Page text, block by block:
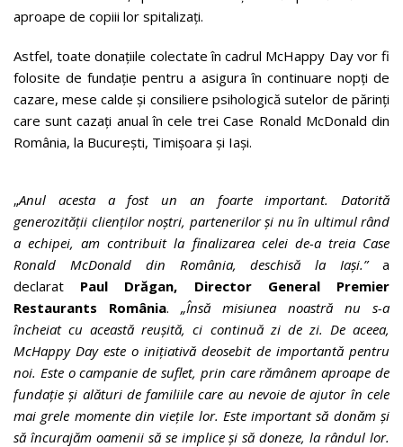
aproape de copiii lor spitalizați.
Astfel, toate donațiile colectate în cadrul McHappy Day vor fi
folosite de fundație pentru a asigura în continuare nopți de
cazare, mese calde și consiliere psihologică sutelor de părinți
care sunt cazați anual în cele trei Case Ronald McDonald din
România, la București, Timișoara și Iași.
„Anul acesta a fost un an foarte important. Datorită
generozității clienților noștri, partenerilor și nu în ultimul rând
a echipei, am contribuit la finalizarea celei de-a treia Case
Ronald McDonald din România, deschisă la Iași.” a
declarat Paul Drăgan, Director General Premier
Restaurants România. „Însă misiunea noastră nu s-a
încheiat cu această reușită, ci continuă zi de zi. De aceea,
McHappy Day este o inițiativă deosebit de importantă pentru
noi. Este o campanie de suflet, prin care rămânem aproape de
fundație și alături de familiile care au nevoie de ajutor în cele
mai grele momente din viețile lor. Este important să donăm și
să încurajăm oamenii să se implice și să doneze, la rândul lor.